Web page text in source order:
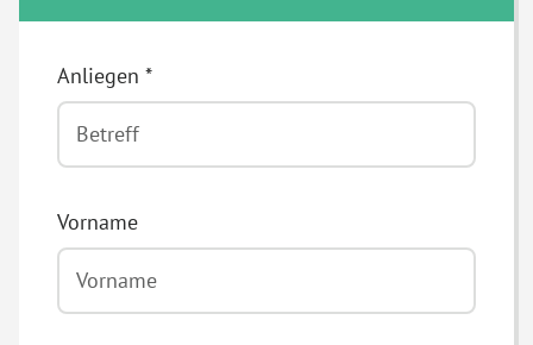
Anliegen *
Vorname